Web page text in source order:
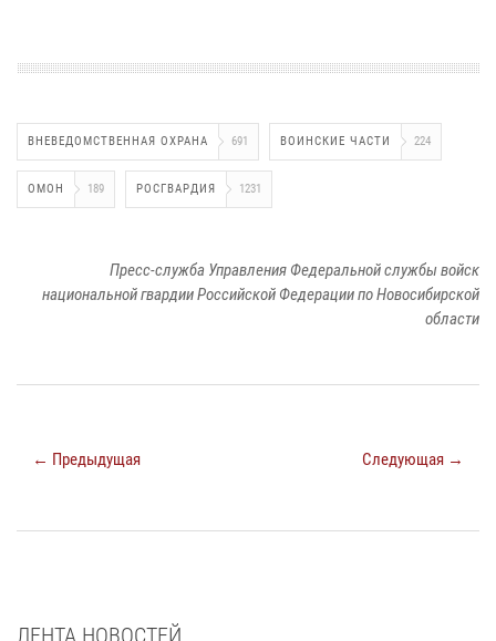
ВНЕВЕДОМСТВЕННАЯ ОХРАНА 691 ВОИНСКИЕ ЧАСТИ 224
ОМОН 189 РОСГВАРДИЯ 1231
Пресс-служба Управления Федеральной службы войск
национальной гвардии Российской Федерации по Новосибирской
области
← Предыдущая Следующая →
ЛЕНТА НОВОСТЕЙ